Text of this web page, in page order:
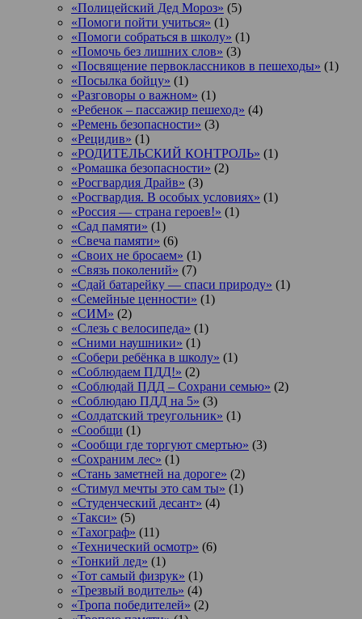
«Полицейский Дед Мороз» (5)
«Помоги пойти учиться» (1)
«Помоги собраться в школу» (1)
«Помочь без лишних слов» (3)
«Посвящение первоклассников в пешеходы» (1)
«Посылка бойцу» (1)
«Разговоры о важном» (1)
«Ребенок – пассажир пешеход» (4)
«Ремень безопасности» (3)
«Рецидив» (1)
«РОДИТЕЛЬСКИЙ КОНТРОЛЬ» (1)
«Ромашка безопасности» (2)
«Росгвардия Драйв» (3)
«Росгвардия. В особых условиях» (1)
«Россия — страна героев!» (1)
«Сад памяти» (1)
«Свеча памяти» (6)
«Своих не бросаем» (1)
«Связь поколений» (7)
«Сдай батарейку — спаси природу» (1)
«Семейные ценности» (1)
«СИМ» (2)
«Слезь с велосипеда» (1)
«Сними наушники» (1)
«Собери ребёнка в школу» (1)
«Соблюдаем ПДД!» (2)
«Соблюдай ПДД – Сохрани семью» (2)
«Соблюдаю ПДД на 5» (3)
«Солдатский треугольник» (1)
«Сообщи (1)
«Сообщи где торгуют смертью» (3)
«Сохраним лес» (1)
«Стань заметней на дороге» (2)
«Стимул мечты это сам ты» (1)
«Студенческий десант» (4)
«Такси» (5)
«Тахограф» (11)
«Технический осмотр» (6)
«Тонкий лед» (1)
«Тот самый физрук» (1)
«Трезвый водитель» (4)
«Тропа победителей» (2)